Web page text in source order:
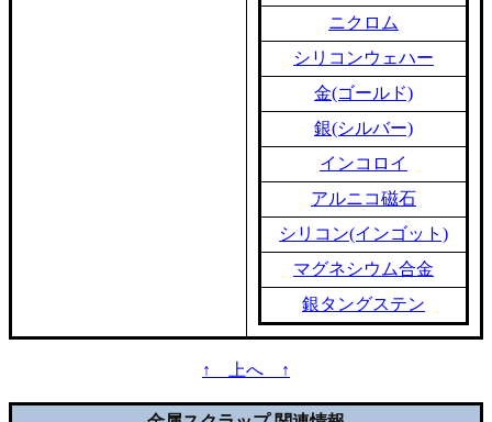
ニクロム
シリコンウェハー
金(ゴールド)
銀(シルバー)
インコロイ
アルニコ磁石
シリコン(インゴット)
マグネシウム合金
銀タングステン
↑ 上へ ↑